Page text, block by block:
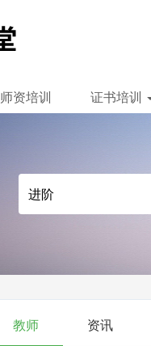
师资培训 证书培训
教师 资讯